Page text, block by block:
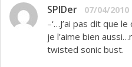
SPIDer 07/04/2010
–‘…J’ai pas dit que
je l’aime bien
twisted sonic bust.